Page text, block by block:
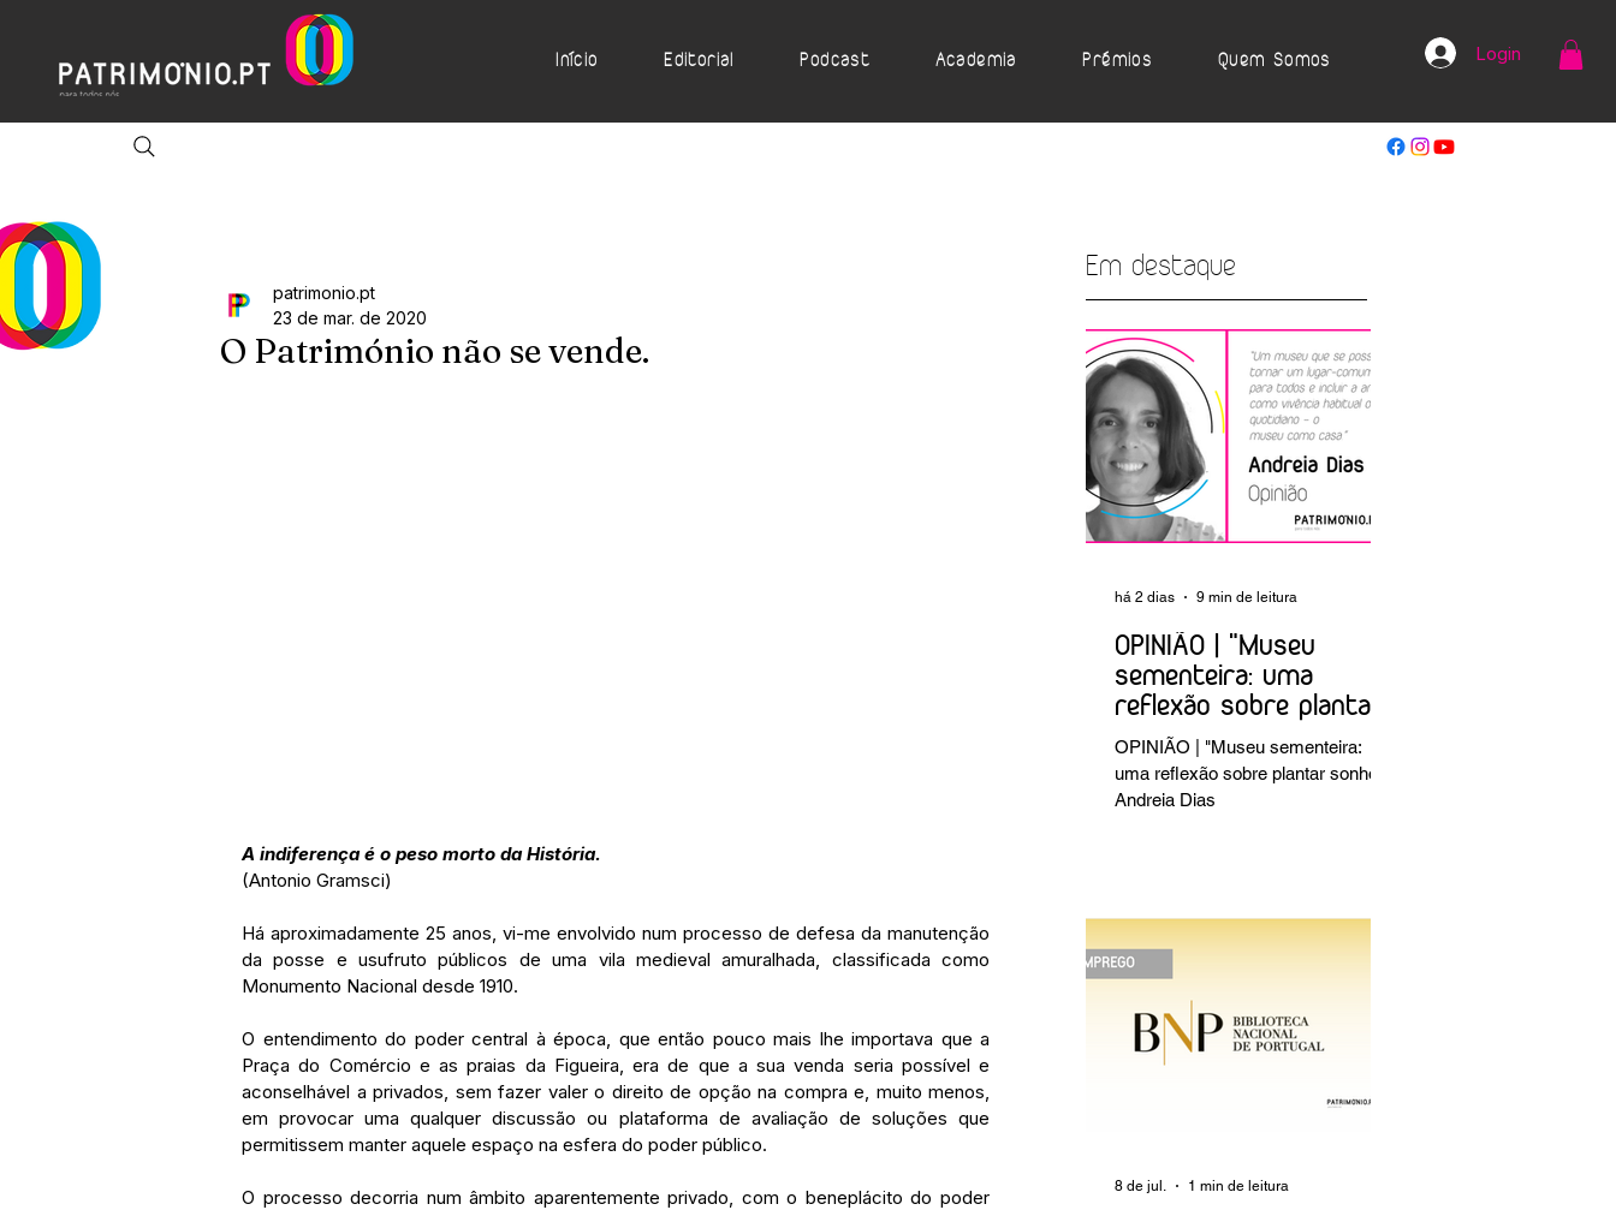
Início Editorial Podcast Academia Prémios Quem Somos Login
O Património não se vende.
patrimonio.pt
23 de mar. de 2020
A indiferença é o peso morto da História.
(Antonio Gramsci)
Há aproximadamente 25 anos, vi-me envolvido num processo de defesa da manutenção
da posse e usufruto públicos de uma vila medieval amuralhada, classificada como
Monumento Nacional desde 1910.
O entendimento do poder central à época, que então pouco mais lhe importava que a
Praça do Comércio e as praias da Figueira, era de que a sua venda seria possível e
aconselhável a privados, sem fazer valer o direito de opção na compra e, muito menos,
em provocar uma qualquer discussão ou plataforma de avaliação de soluções que
permitissem manter aquele espaço na esfera do poder público.
O processo decorria num âmbito aparentemente privado, com o beneplácito do poder
Em destaque
OPINIÃO | "Museu
sementeira: uma
reflexão sobre plantar
sonhos" Andreia Dias
OPINIÃO | "Museu sementeira:
uma reflexão sobre plantar sonhos"
Andreia Dias
há 2 dias 9 min de leitura
8 de jul. 1 min de leitura